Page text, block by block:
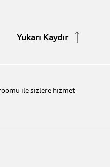
Yukarı Kaydır
ile sizlere hizmet